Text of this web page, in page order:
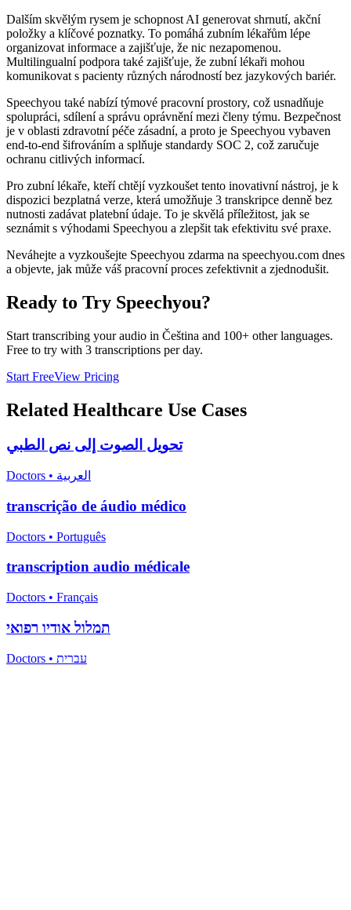
Dalším skvělým rysem je schopnost AI generovat shrnutí, akční
položky a klíčové poznatky. To pomáhá zubním lékařům lépe
organizovat informace a zajišťuje, že nic nezapomenou.
Multilingualní podpora také zajišťuje, že zubní lékaři mohou
komunikovat s pacienty různých národností bez jazykových bariér.
Speechyou také nabízí týmové pracovní prostory, což usnadňuje
spolupráci, sdílení a správu oprávnění mezi členy týmu. Bezpečnost
je v oblasti zdravotní péče zásadní, a proto je Speechyou vybaven
end-to-end šifrováním a splňuje standardy SOC 2, což zaručuje
ochranu citlivých informací.
Pro zubní lékaře, kteří chtějí vyzkoušet tento inovativní nástroj, je k
dispozici bezplatná verze, která umožňuje 3 transkripce denně bez
nutnosti zadávat platební údaje. To je skvělá příležitost, jak se
seznámit s výhodami Speechyou a zlepšit tak efektivitu své praxe.
Neváhejte a vyzkoušejte Speechyou zdarma na speechyou.com dnes
a objevte, jak může váš pracovní proces zefektivnit a zjednodušit.
Ready to Try Speechyou?
Start transcribing your audio in Čeština and 100+ other languages.
Free to try with 3 transcriptions per day.
Start FreeView Pricing
Related Healthcare Use Cases
تحويل الصوت إلى نص الطبي
Doctors • العربية
transcrição de áudio médico
Doctors • Português
transcription audio médicale
Doctors • Français
תמלול אודיו רפואי
Doctors • עברית